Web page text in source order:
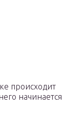
происходит
начинается